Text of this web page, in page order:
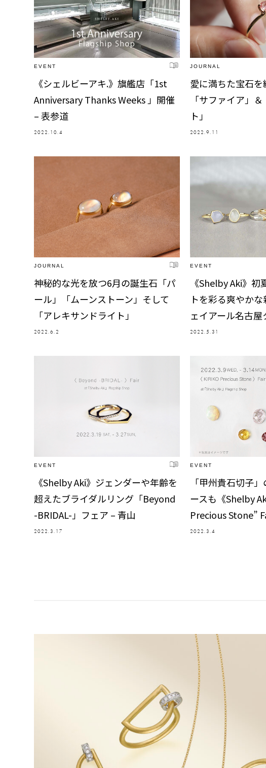
EVENT
《シェルビーアキ.》旗艦店「1st
Anniversary Thanks Weeks 」開催
– 表参道
2022.10.4
JOURNAL
愛に満ちた宝石
「サファイア」
ト」
2022.9.11
JOURNAL
神秘的な光を放つ6月の誕生石「パ
ール」「ムーンストーン」そして
「アレキサンドライト」
2022.6.2
EVENT
《Shelby Aki》
トを彩る爽やか
ェイアール名古
2022.5.31
EVENT
《Shelby Aki》ジェンダーや年齢を
超えたブライダルリング「Beyond
-BRIDAL-」フェア – 青山
2022.3.17
EVENT
「甲州貴石切子
ースも《Shelby
Precious Stone”
2022.3.4